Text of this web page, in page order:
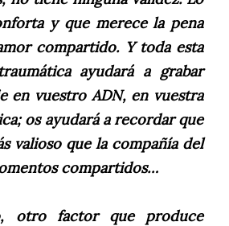
y que merece la pena
compartido. Y toda esta
ayudará a grabar
en vuestro ADN, en vuestra
os ayudará a recordar que
valioso que la compañía del
compartidos…
otro factor que produce